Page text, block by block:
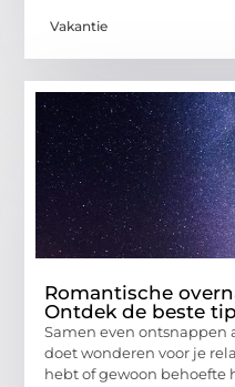
Vakantie
Romantische
Ontdek de beste
Samen even ontsnappen
doet wonderen voor je
hebt of gewoon behoefte